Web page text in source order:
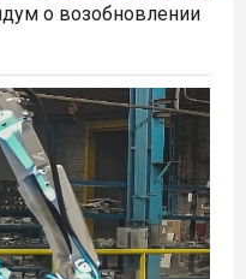
о возобновлении